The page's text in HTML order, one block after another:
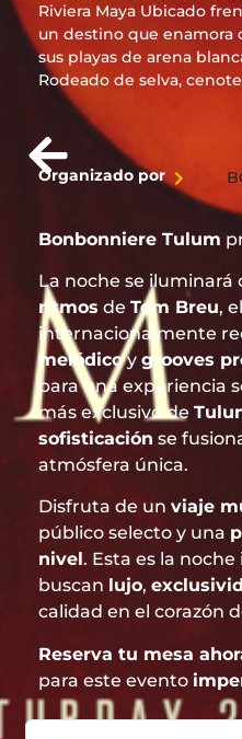
Riviera Maya Ubicado
un destino que enamora
sus playas de arena
Rodeado de selva,
mar, ofrece una
cultura y bienestar.
clubs y hoteles boutique
yoga al amanecer o
es sinónimo de estilo
Ideal para escapadas
o aventuras con alma.
Maya. ¡Vívelo a tu manera!
Organizado por
Bonbonniere Tulum
La noche se iluminará
ritmos de Tom Breu,
internacionalmente
melódicoy grooves
para una experiencia
más exclusivo de
sofisticación se
atmósfera única.
Disfruta de un viaje
público selecto y una
nivel. Esta es la
buscan lujo,
calidad en el corazón
Reserva tu mesa
para este evento